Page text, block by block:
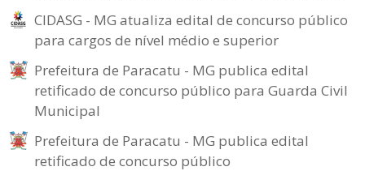
CIDASG - MG atualiza edital de concurso público
para cargos de nível médio e superior
Prefeitura de Paracatu - MG publica edital
retificado de concurso público para Guarda Civil
Municipal
Prefeitura de Paracatu - MG publica edital
retificado de concurso público